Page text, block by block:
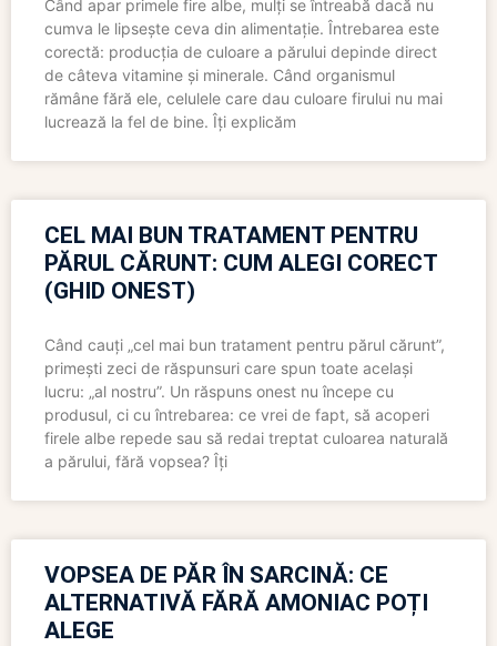
Când apar primele fire albe, mulți se întreabă dacă nu
cumva le lipsește ceva din alimentație. Întrebarea este
corectă: producția de culoare a părului depinde direct
de câteva vitamine și minerale. Când organismul
rămâne fără ele, celulele care dau culoare firului nu mai
lucrează la fel de bine. Îți explicăm
CEL MAI BUN TRATAMENT PENTRU
PĂRUL CĂRUNT: CUM ALEGI CORECT
(GHID ONEST)
Când cauți „cel mai bun tratament pentru părul cărunt”,
primești zeci de răspunsuri care spun toate același
lucru: „al nostru”. Un răspuns onest nu începe cu
produsul, ci cu întrebarea: ce vrei de fapt, să acoperi
firele albe repede sau să redai treptat culoarea naturală
a părului, fără vopsea? Îți
VOPSEA DE PĂR ÎN SARCINĂ: CE
ALTERNATIVĂ FĂRĂ AMONIAC POȚI
ALEGE